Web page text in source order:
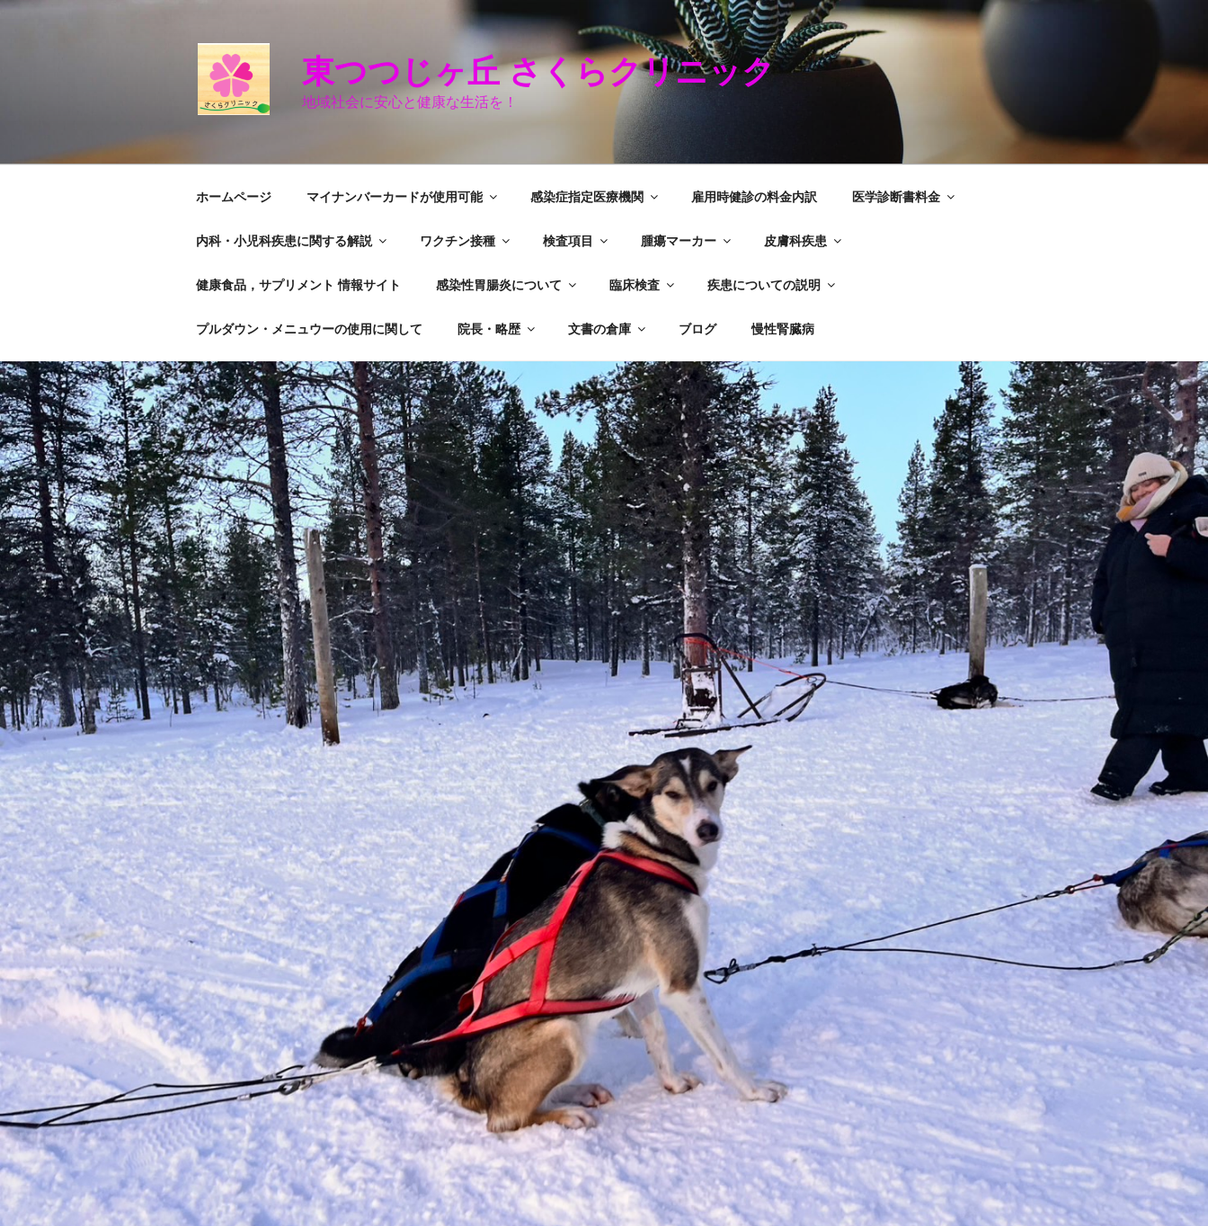
コ
キ
東つつじヶ丘 さくらクリニック
地域社会に安心と健康な生活を！
ホームページ マイナンバーカードが使用可能 感染症指定医療機関 雇用時健診の料金内訳 医学診断書料金
内科・小児科疾患に関する解説 ワクチン接種 検査項目 腫瘍マーカー 皮膚科疾患
健康食品，サプリメント 情報サイト 感染性胃腸炎について 臨床検査 疾患についての説明
プルダウン・メニュウーの使用に関して 院長・略歴 文書の倉庫 ブログ 慢性腎臓病